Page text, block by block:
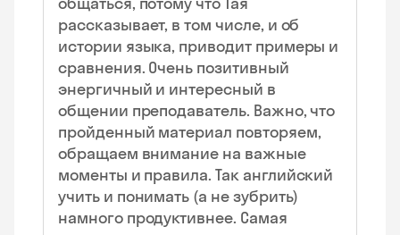
рассказывает, в том числе, и об
истории языка, приводит примеры и
сравнения. Очень позитивный
энергичный и интересный в
общении преподаватель. Важно, что
пройденный материал повторяем,
обращаем внимание на важные
моменты и правила. Так английский
учить и понимать (а не зубрить)
намного продуктивнее. Самая